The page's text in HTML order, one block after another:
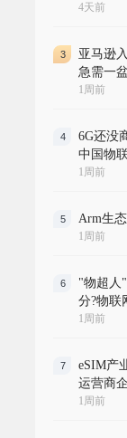
4天前
3
亚马逊
急需一
1周前
4
6G还没
中国物
1周前
5 Arm生
1周前
6
"物超人
分?物联
1周前
7
eSIM产
运营商
1周前